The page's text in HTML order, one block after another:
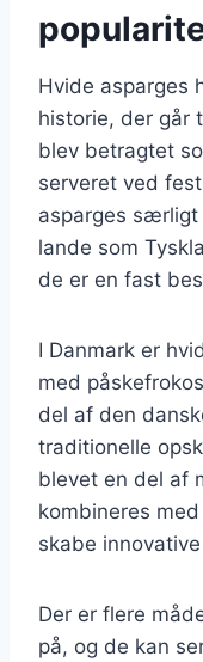
Hvide asparges
historie, der går
blev betragtet
serveret ved
asparges
lande som
de er en fast
I Danmark er
med
del af den
traditionelle
blevet en del af
kombineres
skabe
Der er flere
på, og de kan